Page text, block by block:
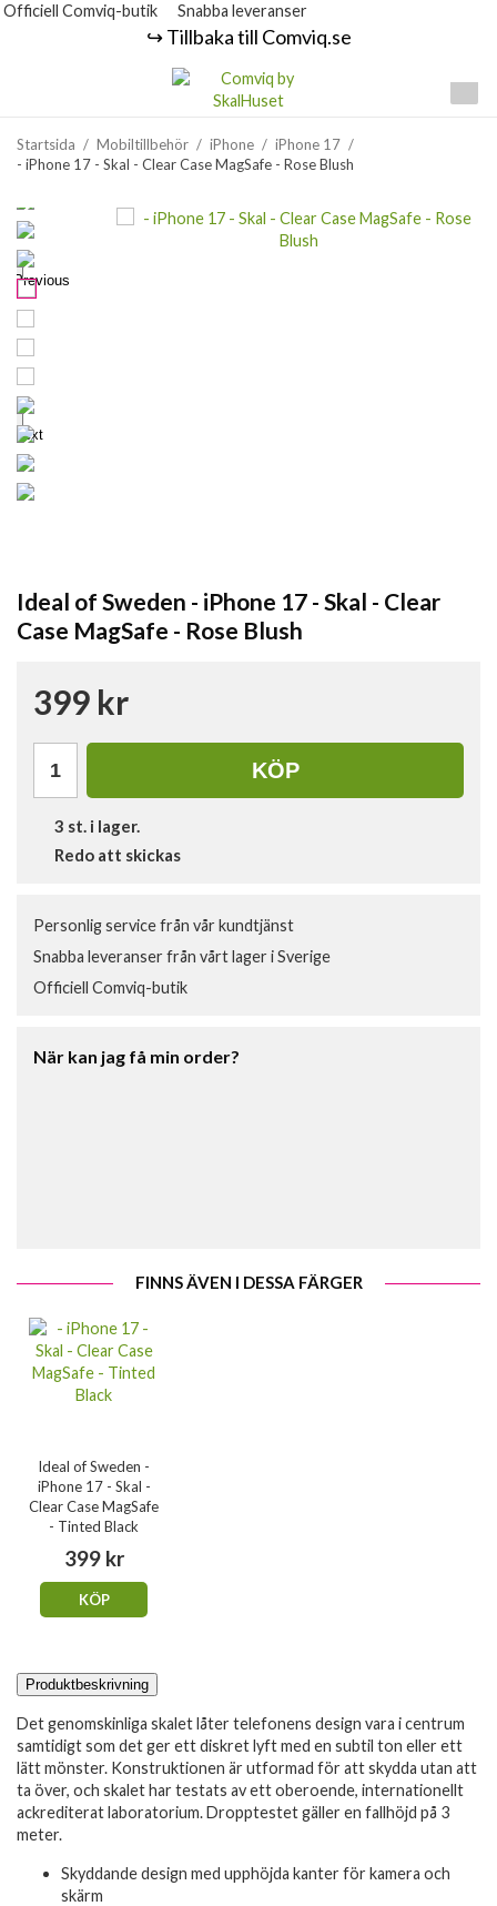
Officiell Comviq-butik Snabba leveranser
↪️ Tillbaka till Comviq.se
Startsida / Mobiltillbehör / iPhone / iPhone 17 /
- iPhone 17 - Skal - Clear Case MagSafe - Rose Blush
Previous
Next
Ideal of Sweden - iPhone 17 - Skal - Clear
Case MagSafe - Rose Blush
399 kr
KÖP
3 st. i lager.
Redo att skickas
Personlig service från vår kundtjänst
Snabba leveranser från vårt lager i Sverige
Officiell Comviq-butik
När kan jag få min order?
FINNS ÄVEN I DESSA FÄRGER
Ideal of Sweden -
iPhone 17 - Skal -
Clear Case MagSafe
- Tinted Black
399 kr
KÖP
Produktbeskrivning
Det genomskinliga skalet låter telefonens design vara i centrum
samtidigt som det ger ett diskret lyft med en subtil ton eller ett
lätt mönster. Konstruktionen är utformad för att skydda utan att
ta över, och skalet har testats av ett oberoende, internationellt
ackrediterat laboratorium. Dropptestet gäller en fallhöjd på 3
meter.
Skyddande design med upphöjda kanter för kamera och
skärm